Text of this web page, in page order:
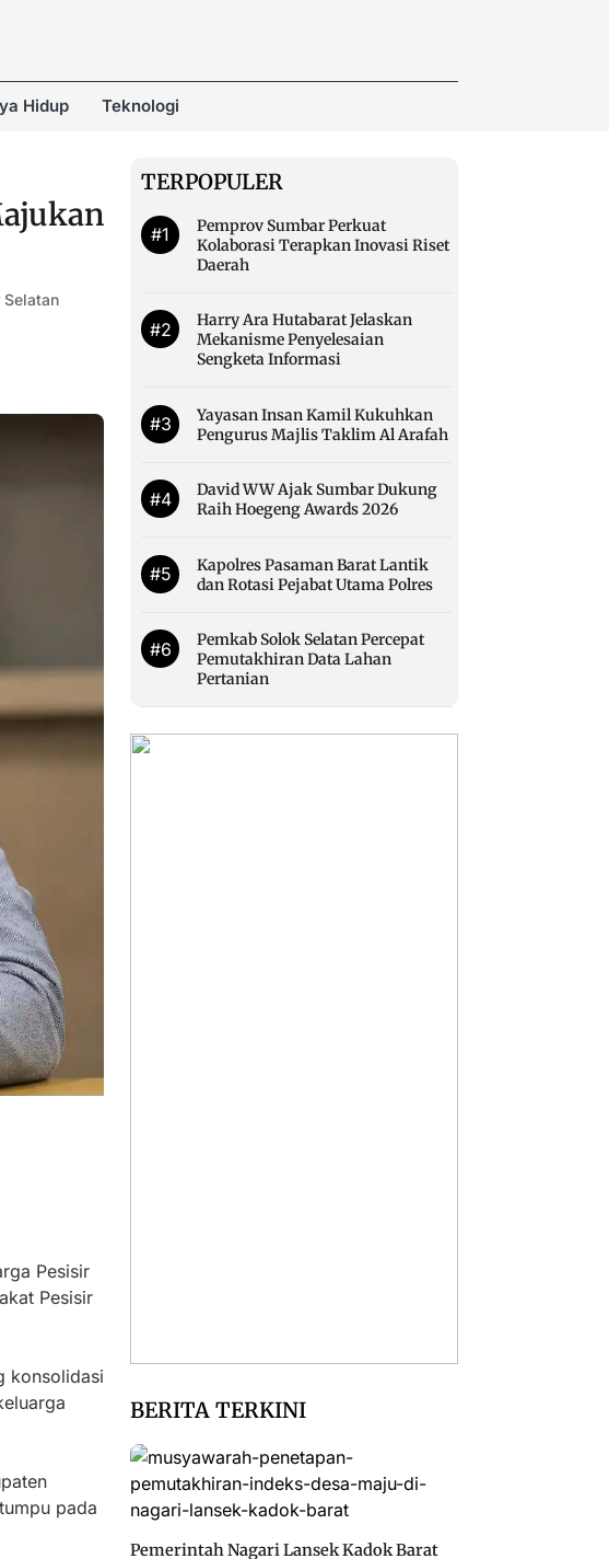
Hidup Teknologi
Selatan
Pesisir
Pesisir
konsolidasi
pada
TERPOPULER
#1
Pemprov Sumbar Perkuat
Kolaborasi Terapkan Inovasi Riset
Daerah
#2
Harry Ara Hutabarat Jelaskan
Mekanisme Penyelesaian
Sengketa Informasi
#3
Yayasan Insan Kamil Kukuhkan
Pengurus Majlis Taklim Al Arafah
#4
David WW Ajak Sumbar Dukung
Raih Hoegeng Awards 2026
#5
Kapolres Pasaman Barat Lantik
dan Rotasi Pejabat Utama Polres
#6
Pemkab Solok Selatan Percepat
Pemutakhiran Data Lahan
Pertanian
BERITA TERKINI
Pemerintah Nagari Lansek Kadok Barat